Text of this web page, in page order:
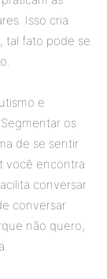
Isso cria
tal fato pode se
e
os
de se sentir
você encontra
conversar
conversar
não quero,